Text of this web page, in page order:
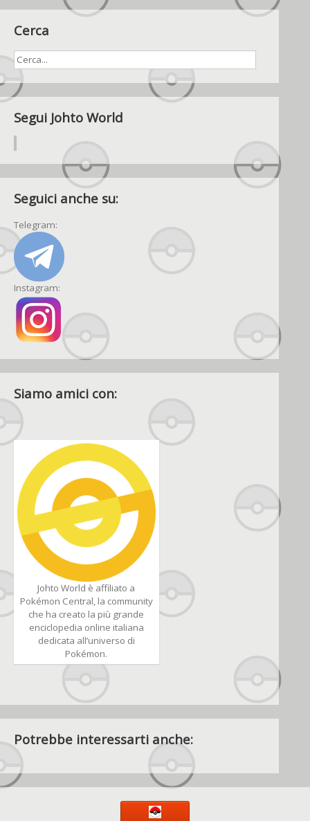
Cerca
Segui Johto World
Seguici anche su:
Telegram:
Instagram:
Siamo amici con:
Johto World è affiliato a
Pokémon Central, la community
che ha creato la più grande
enciclopedia online italiana
dedicata all’universo di
Pokémon.
Potrebbe interessarti anche: